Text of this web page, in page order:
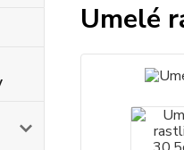
Umelé